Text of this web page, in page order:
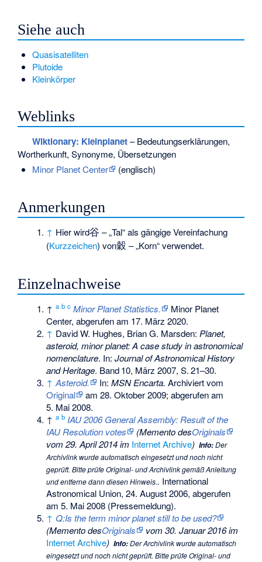
Siehe auch
Quasisatelliten
Plutoide
Kleinkörper
Weblinks
Wiktionary: Kleinplanet– Bedeutungserklärungen,
Wortherkunft, Synonyme, Übersetzungen
Minor Planet Center
(englisch)
Anmerkungen
↑ Hier wird谷 – „Tal“ als gängige Vereinfachung
(Kurzzeichen) von穀 – „Korn“ verwendet.
Einzelnachweise
↑a b c Minor Planet Statistics.
Minor Planet
Center, abgerufen am 17. März 2020.
↑ David W. Hughes, Brian G. Marsden: Planet,
asteroid, minor planet: A case study in astronomical
nomenclature. In:Journal of Astronomical History
and Heritage. Band10, März 2007,S.21–30.
↑ Asteroid. In:MSN Encarta. Archiviert vom
Original
am28. Oktober 2009; abgerufen am
5. Mai 2008.
↑a b IAU 2006 General Assembly: Result of the
IAU Resolution votes
(MementodesOriginals
vom 29. April 2014 im Internet Archive) Info:Der
Archivlink wurde automatisch eingesetzt und noch nicht
geprüft. Bitte prüfe Original- und Archivlink gemäßAnleitung
und entferne dann diesen Hinweis.. International
Astronomical Union, 24. August 2006, abgerufen
am 5. Mai 2008 (Pressemeldung).
↑ Q:Is the term minor planet still to be used?
(MementodesOriginals
vom 30. Januar 2016 im
Internet Archive) Info:Der Archivlink wurde automatisch
eingesetzt und noch nicht geprüft. Bitte prüfe Original- und